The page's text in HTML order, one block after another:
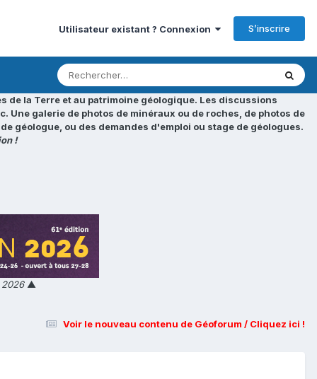
Utilisateur existant ? Connexion S’inscrire
de la Terre et au patrimoine géologique. Les discussions
galerie de photos de minéraux ou de roches, de photos de
géologue, ou des demandes d'emploi ou stage de géologues.
!
▲
Voir le nouveau contenu de Géoforum / Cliquez ici !